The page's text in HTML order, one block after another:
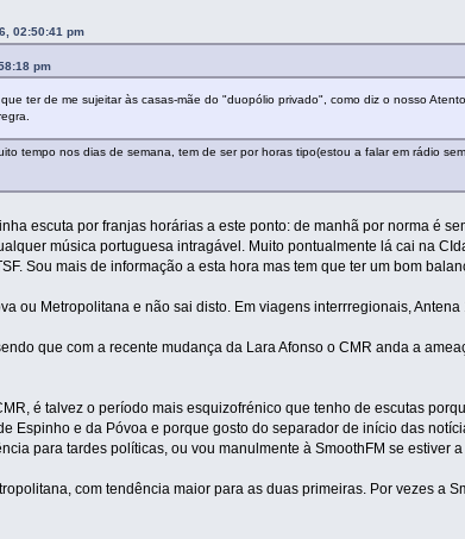
02:50:41 pm
pm
ter de me sujeitar às casas-mãe do "duopólio privado", como diz o nosso
tempo nos dias de semana, tem de ser por horas tipo(estou a falar em rádio
escuta por franjas horárias a este ponto: de manhã por norma é
música portuguesa intragável. Muito pontualmente lá cai na
Sou mais de informação a esta hora mas tem que ter um bom
ou Metropolitana e não sai disto. Em viagens interrregionais,
que com a recente mudança da Lara Afonso o CMR anda a
é talvez o período mais esquizofrénico que tenho de escutas
Espinho e da Póvoa e porque gosto do separador de início das
para tardes políticas, ou vou manulmente à SmoothFM se estiver
com tendência maior para as duas primeiras. Por vezes a